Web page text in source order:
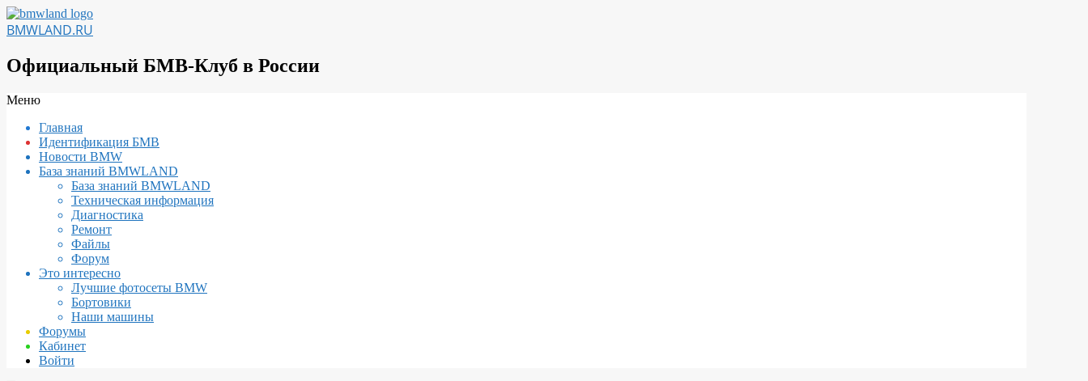
Перейти
к
BMWLAND.RU
Официальный БМВ-Клуб в России
Вторичное
навигации
Меню
Главная
Идентификация БМВ
Новости BMW
База знаний BMWLAND
База знаний BMWLAND
Техническая информация
Диагностика
Ремонт
Файлы
Форум
Это интересно
Лучшие фотосеты BMW
Бортовики
Наши машины
Форумы
Кабинет
Войти